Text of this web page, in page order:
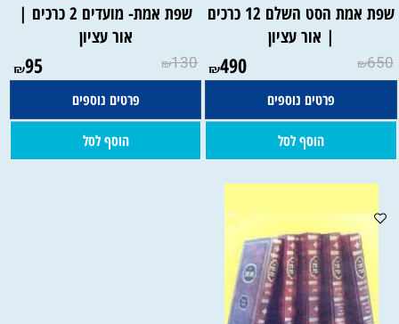
שפת אמת הסט השלם 12 כרכים
| אור עציון
₪650
₪490
פרטים נוספים
הוסף לסל
שפת אמת- מועדים 2 כרכים |
אור עציון
₪130
₪95
פרטים נוספים
הוסף לסל